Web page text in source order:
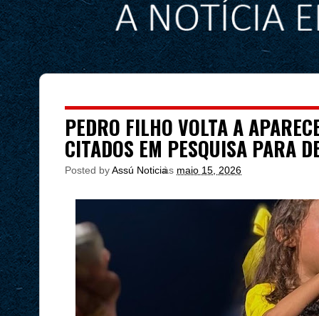
PEDRO FILHO VOLTA A
CITADOS EM PESQUISA PARA
Posted byAssú Noticia
às maio 15, 2026